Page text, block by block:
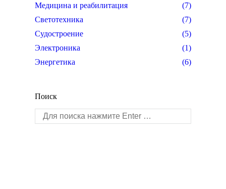
Медицина и реабилитация
(7)
Светотехника
(7)
Судостроение
(5)
Электроника
(1)
Энергетика
(6)
Поиск
Поиск: